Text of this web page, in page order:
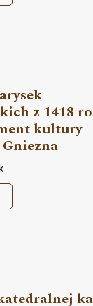
z 1418
kultury